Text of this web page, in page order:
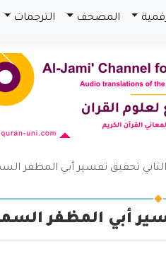
المصحف الترجمات
تحقيق تفسير أبي المظفر
أبي المظفر